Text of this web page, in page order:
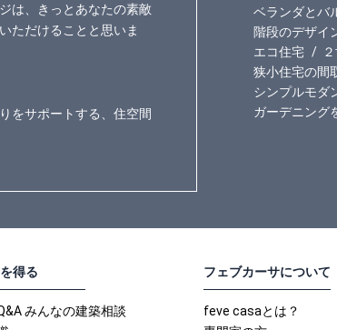
は、きっとあなたの素敵
ただけることと思いま
をサポートする、住空間
ベランダとバ
階段のデザイ
エコ住宅
狭小住宅の間
シンプルモダ
ガーデニング
得る
みんなの建築相談
フェブカーサについて
feve casaとは？